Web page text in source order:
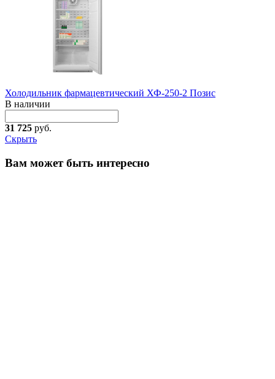
Холодильник фармацевтический ХФ-250-2 Позис
В наличии
31 725 руб.
Скрыть
Вам может быть интересно